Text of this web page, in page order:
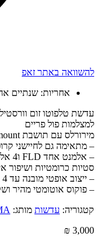
להשוואה באתר זאפ
אחריות: שנתיים
למצלמות פול פריים
מירורלס עם תושבת E-mount סוני/ Leica L פנסוניק / FUJI X.
– מתאימה גם לחיישני קרופ
– אלמנט אחד FLD ו4 אלמנטים SLD לפיזור נמוך להפחתת
סטיות כרומטיות ושיפור
– ייצוב אופטי מובנה עד 4 סטופים
– פוקוס אוטומטי מהיר
קטגוריה: עדשות מותג:
₪ 3,000